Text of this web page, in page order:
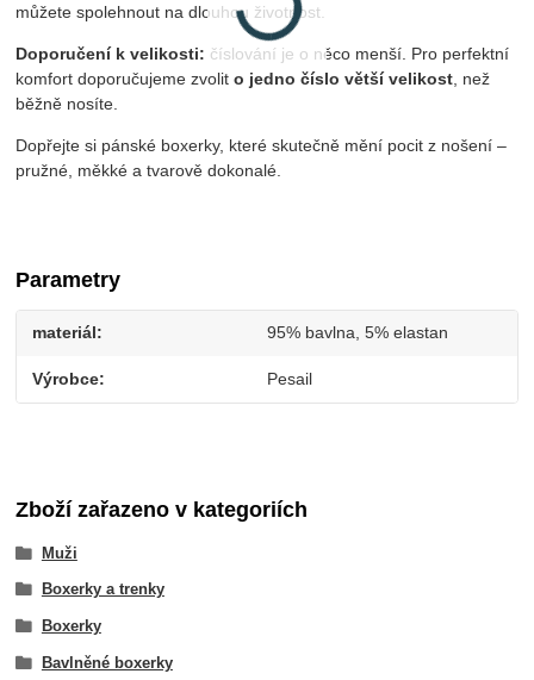
můžete spolehnout na dlouhou životnost.
Doporučení k velikosti: číslování je o něco menší. Pro perfektní
komfort doporučujeme zvolito jedno číslo větší velikost , než
běžně nosíte.
Dopřejte si pánské boxerky, které skutečně mění pocit z nošení –
pružné, měkké a tvarově dokonalé.
Parametry
materiál 95% bavlna, 5% elastan
Výrobce Pesail
Zboží zařazeno v kategoriích
Muži
Boxerky a trenky
Boxerky
Bavlněné boxerky